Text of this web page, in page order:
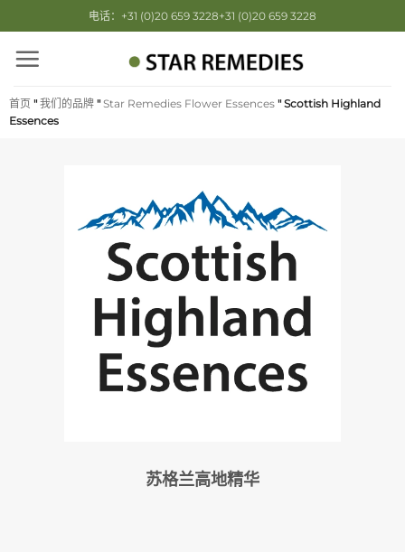
到
电话：+31 (0)20 659 3228+31 (0)20 659 3228
首页 "我们的品牌 "Star Remedies Flower Essences "Scottish Highland
Essences
苏格兰高地精华